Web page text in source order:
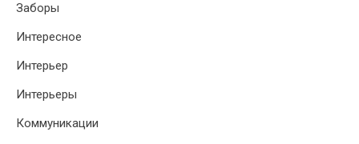
Заборы
Интересное
Интерьер
Интерьеры
Коммуникации